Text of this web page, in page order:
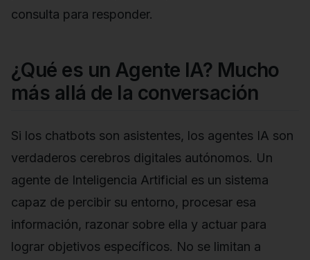
consulta para responder.
¿Qué es un Agente IA? Mucho
más allá de la conversación
Si los chatbots son asistentes, los agentes IA son
verdaderos cerebros digitales autónomos. Un
agente de Inteligencia Artificial es un sistema
capaz de percibir su entorno, procesar esa
información, razonar sobre ella y actuar para
lograr objetivos específicos. No se limitan a